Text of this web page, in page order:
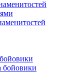
бойовики